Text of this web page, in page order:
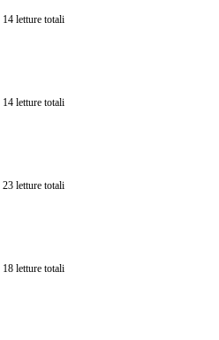
14 letture totali
14 letture totali
23 letture totali
18 letture totali